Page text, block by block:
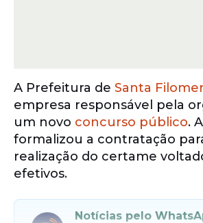
A Prefeitura de Santa
empresa responsável pela
um novo concurso público.
formalizou a contratação
realização do certame
efetivos.
Notícias pelo